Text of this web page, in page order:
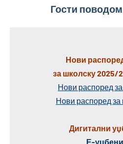
Гости поводом
Нови
за школску 2025/
Нови распоред
Нови распоред за
Дигитални
Е-